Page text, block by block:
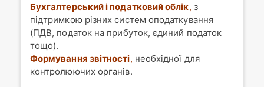
Бухгалтерський і податковий облік, з
підтримкою різних систем оподаткування
(ПДВ, податок на прибуток, єдиний податок
тощо).
Формування звітності, необхідної для
контролюючих органів.